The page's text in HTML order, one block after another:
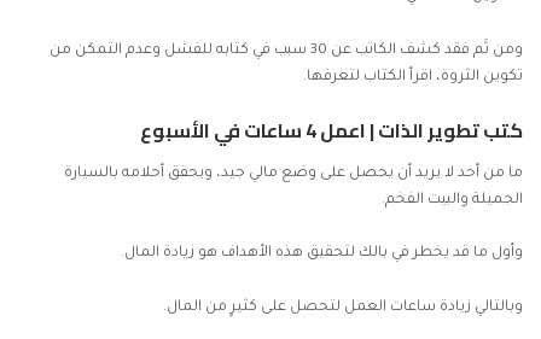
ومن ثَم فقد كشف الكاتب عن 30 سبب في كتابه للفشل وعدم التمكن من
تكوين الثروة، اقرأ الكتاب لتعرفها.
كتب تطوير الذات |اعمل 4 ساعات في الأسبوع
ما من أحد لا يريد أن يحصل على وضع مالي جيد، ويحقق أحلامه بالسيارة
الجميلة والبيت الفخم.
وأول ما قد يخطر في بالك لتحقيق هذه الأهداف هو زيادة المال.
وبالتالي زيادة ساعات العمل لتحصل على كثيرٍ من المال.